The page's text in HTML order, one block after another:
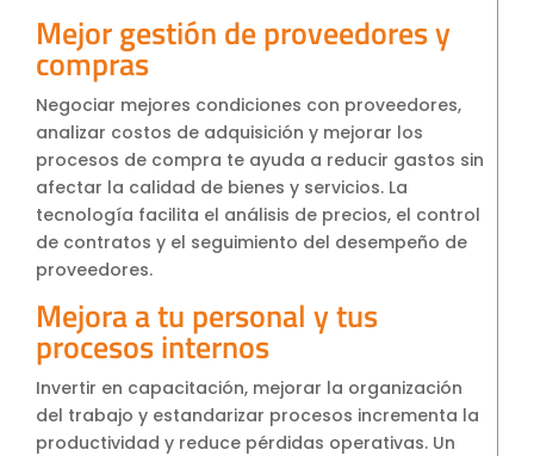
Mejor gestión de proveedores y
compras
Negociar mejores condiciones con proveedores,
analizar costos de adquisición y mejorar los
procesos de compra te ayuda a reducir gastos sin
afectar la calidad de bienes y servicios. La
tecnología facilita el análisis de precios, el control
de contratos y el seguimiento del desempeño de
proveedores.
Mejora a tu personal y tus
procesos internos
Invertir en capacitación, mejorar la organización
del trabajo y estandarizar procesos incrementa la
productividad y reduce pérdidas operativas. Un